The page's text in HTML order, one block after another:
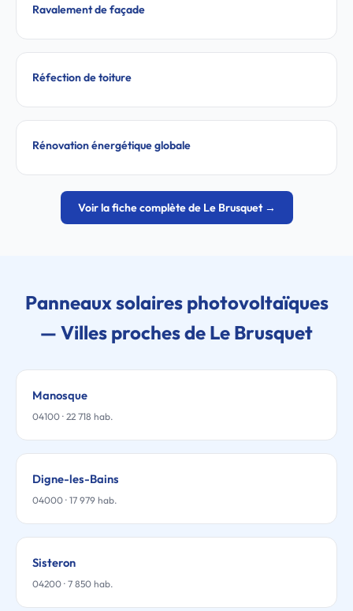
Ravalement de façade
Réfection de toiture
Rénovation énergétique globale
Voir la fiche complète de Le Brusquet →
Panneaux solaires photovoltaïques
— Villes proches de Le Brusquet
Manosque
04100 · 22 718 hab.
Digne-les-Bains
04000 · 17 979 hab.
Sisteron
04200 · 7 850 hab.